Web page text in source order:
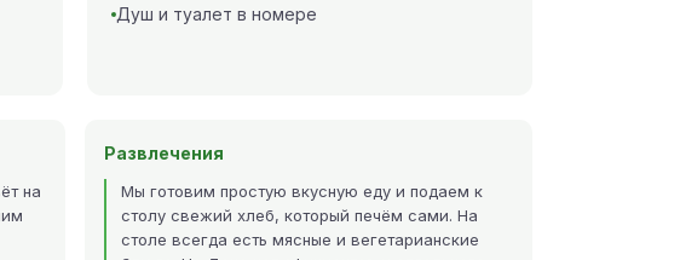
Душ и туалет в номере
на
Развлечения
Мы готовим простую вкусную еду и подаем к
столу свежий хлеб, который печём сами. На
столе всегда есть мясные и вегетарианские